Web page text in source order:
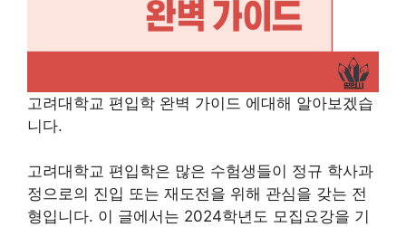
고려대학교 편입학 완벽 가이드 에대해 알아보겠습
니다.
고려대학교 편입학은 많은 수험생들이 정규 학사과
정으로의 진입 또는 재도전을 위해 관심을 갖는 전
형입니다. 이 글에서는 2024학년도 모집요강을 기